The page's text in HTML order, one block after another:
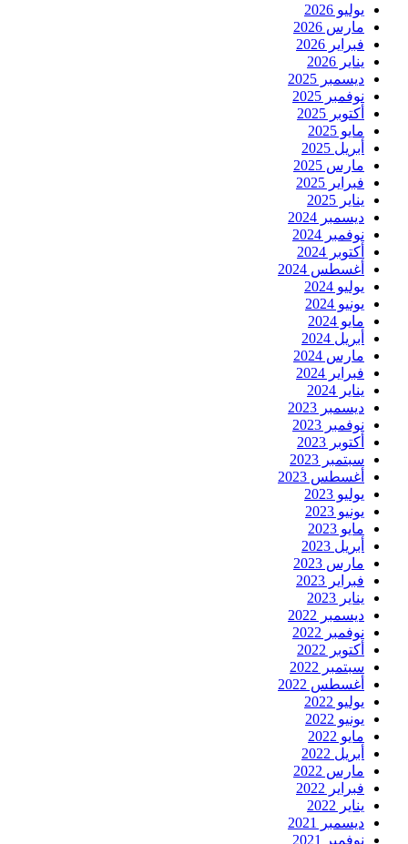
يوليو 2026
مارس 2026
فبراير 2026
يناير 2026
ديسمبر 2025
نوفمبر 2025
أكتوبر 2025
مايو 2025
أبريل 2025
مارس 2025
فبراير 2025
يناير 2025
ديسمبر 2024
نوفمبر 2024
أكتوبر 2024
أغسطس 2024
يوليو 2024
يونيو 2024
مايو 2024
أبريل 2024
مارس 2024
فبراير 2024
يناير 2024
ديسمبر 2023
نوفمبر 2023
أكتوبر 2023
سبتمبر 2023
أغسطس 2023
يوليو 2023
يونيو 2023
مايو 2023
أبريل 2023
مارس 2023
فبراير 2023
يناير 2023
ديسمبر 2022
نوفمبر 2022
أكتوبر 2022
سبتمبر 2022
أغسطس 2022
يوليو 2022
يونيو 2022
مايو 2022
أبريل 2022
مارس 2022
فبراير 2022
يناير 2022
ديسمبر 2021
نوفمبر 2021